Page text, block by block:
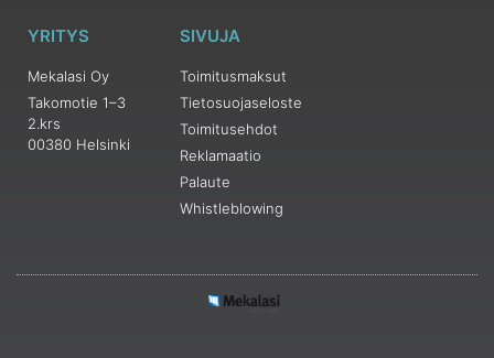
YRITYS
Mekalasi Oy
Takomotie 1–3
2.krs
00380 Helsinki
SIVUJA
Toimitusmaksut
Tietosuojaseloste
Toimitusehdot
Reklamaatio
Palaute
Whistleblowing